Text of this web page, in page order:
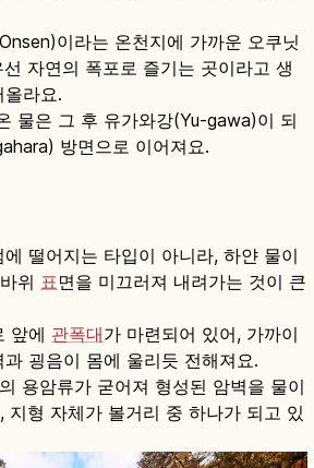
이라는 온천지에 가까운 오쿠닛
자연의 폭포로 즐기는 곳이라고 생
라요.
물은 그 후 유가와강(Yu-gawa)이 되
방면으로 이어져요.
떨어지는 타입이 아니라, 하얀 물이
위 표 면을 미끄러져 내려가는 것이 큰
앞에 관폭대가 마련되어 있어, 가까이
굉음이 몸에 울리듯 전해져요.
용암류가 굳어져 형성된 암벽을 물이
지형 자체가 볼거리 중 하나가 되고 있